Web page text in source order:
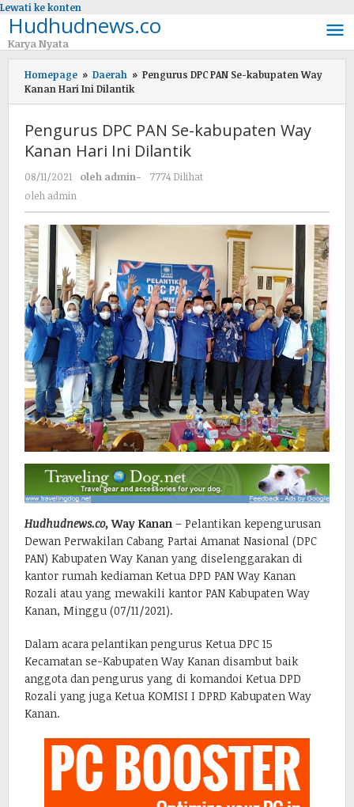
Lewati ke konten
Hudhudnews.co
Karya Nyata
Homepage » Daerah » Pengurus DPC PAN Se-kabupaten Way
Kanan Hari Ini Dilantik
Pengurus DPC PAN Se-kabupaten Way
Kanan Hari Ini Dilantik
08/11/2021 oleh admin-
7774 Dilihat
oleh admin
Hudhudnews.co,Way Kanan – Pelantikan kepengurusan
Dewan Perwakilan Cabang Partai Amanat Nasional (DPC
PAN) Kabupaten Way Kanan yang diselenggarakan di
kantor rumah kediaman Ketua DPD PAN Way Kanan
Rozali atau yang mewakili kantor PAN Kabupaten Way
Kanan, Minggu (07/11/2021).
Dalam acara pelantikan pengurus Ketua DPC 15
Kecamatan se-Kabupaten Way Kanan disambut baik
anggota dan pengurus yang di komandoi Ketua DPD
Rozali yang juga Ketua KOMISI I DPRD Kabupaten Way
Kanan.